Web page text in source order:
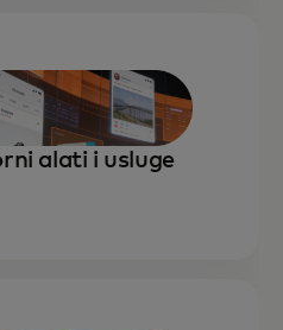
alati i usluge